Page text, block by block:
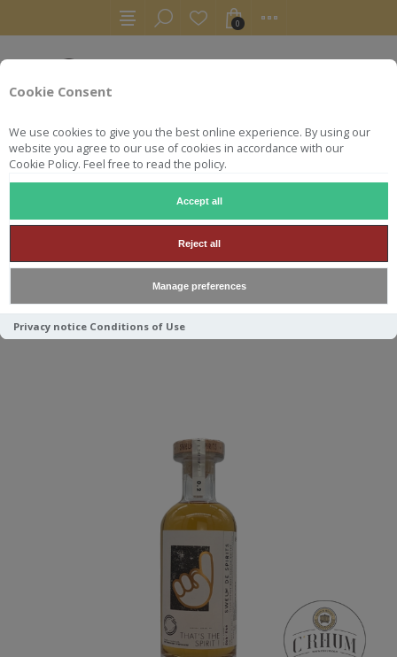
Cookie Consent
We use cookies to give you the best online experience. By using our
website you agree to our use of cookies in accordance with our
Cookie Policy. Feel free to read the policy.
Accept all
Reject all
Manage preferences
Privacy notice Conditions of Use
0
SWELL DE SPIRITS
BUNNAHABHAIN STAOISHA
2013 50CL 55.4°